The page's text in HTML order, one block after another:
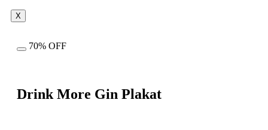
X
70% OFF
Drink More Gin Plakat